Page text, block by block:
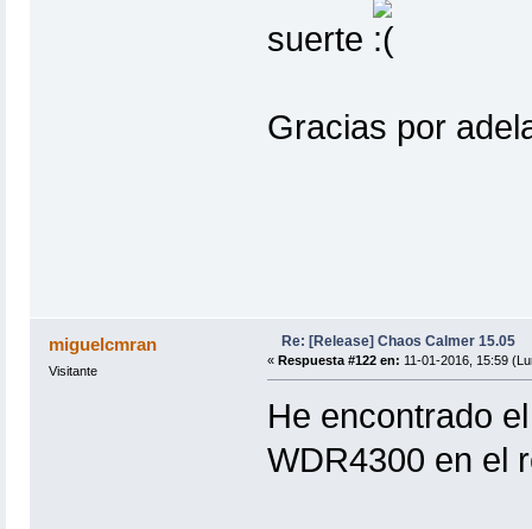
suerte
Gracias por
miguelcmran
Visitante
Re: [Release] Chaos Calmer 15.05
« Respuesta #122 en: 11-01-2016, 15:59
He encontrado
WDR4300 en el